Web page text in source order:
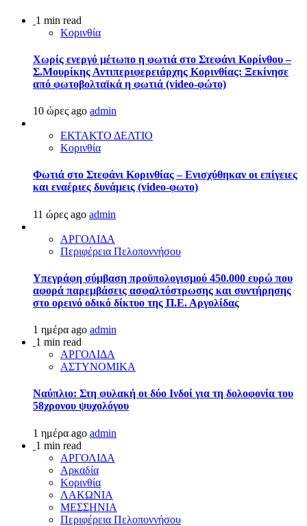
1 min read
Κορινθία
Χωρίς ενεργό μέτωπο η φωτιά στο Στεφάνι Κορίνθου –
Σ.Μουρίκης Αντιπεριφερειάρχης Κορινθίας: Ξεκίνησε
από φωτοβολταϊκά η φωτιά (video-φώτο)
10 ώρες ago admin
ΕΚΤΑΚΤΟ ΔΕΛΤΙΟ
Κορινθία
Φωτιά στο Στεφάνι Κορινθίας – Ενισχύθηκαν οι επίγειες
και εναέριες δυνάμεις (video-φωτο)
11 ώρες ago admin
ΑΡΓΟΛΙΔΑ
Περιφέρεια Πελοποννήσου
Υπεγράφη σύμβαση προϋπολογισμού 450.000 ευρώ που
αφορά παρεμβάσεις ασφαλτόστρωσης και συντήρησης
στο ορεινό οδικό δίκτυο της Π.Ε. Αργολίδας
1 ημέρα ago admin
1 min read
ΑΡΓΟΛΙΔΑ
ΑΣΤΥΝΟΜΙΚΑ
Ναύπλιο: Στη φυλακή οι δύο Ινδοί για τη δολοφονία του
58χρονου ψυχολόγου
1 ημέρα ago admin
1 min read
ΑΡΓΟΛΙΔΑ
Αρκαδία
Κορινθία
ΛΑΚΩΝΙΑ
ΜΕΣΣΗΝΙΑ
Περιφέρεια Πελοποννήσου